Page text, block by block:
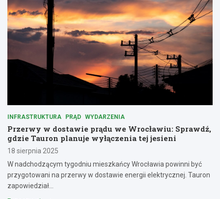
INFRASTRUKTURA PRĄD WYDARZENIA
Przerwy w dostawie prądu we Wrocławiu: Sprawdź,
gdzie Tauron planuje wyłączenia tej jesieni
18 sierpnia 2025
W nadchodzącym tygodniu mieszkańcy Wrocławia powinni być
przygotowani na przerwy w dostawie energii elektrycznej. Tauron
zapowiedział…